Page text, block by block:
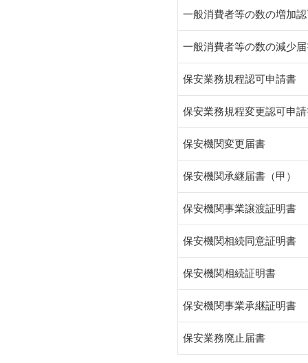
一般消費者等の数の増加
一般消費者等の数の減少
保安業務規程認可申請書
保安業務規程変更認可申
保安機関変更届書
保安機関承継届書（甲）
保安機関事業譲渡証明書
保安機関相続同意証明書
保安機関相続証明書
保安機関事業承継証明書
保安業務廃止届書